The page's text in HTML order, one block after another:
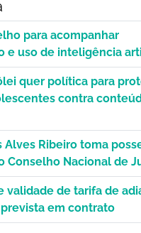
para acompanhar
e uso de inteligência
quer política para
contra
Alves Ribeiro toma
Conselho Nacional de
validade de tarifa de
em contrato